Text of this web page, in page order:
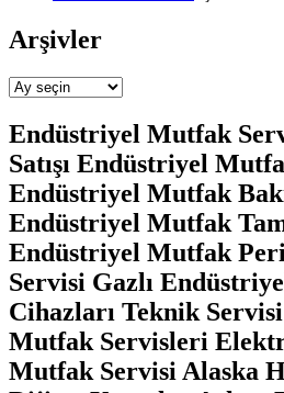
Arşivler
Arşivler
Endüstriyel Mutfak
Satışı Endüstriyel
Endüstriyel Mutfak
Endüstriyel Mutfak
Endüstriyel Mutfak
Servisi Gazlı
Cihazları Teknik
Mutfak Servisleri
Mutfak Servisi Alaska